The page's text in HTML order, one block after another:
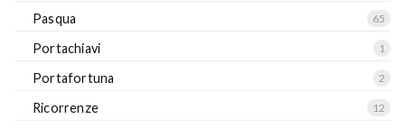
Pasqua 65
Portachiavi 1
Portafortuna 2
Ricorrenze 12